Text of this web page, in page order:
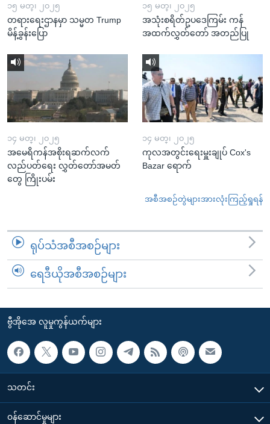
၁၅ မတ္၊ ၂၀၂၅
တရားရေးဌာနမှာ သမ္မတ Trump
မိန့်ခွန်းပြော
၁၅ မတ္၊ ၂၀၂၅
အသုံးစရိတ်ဥပဒေကြမ်း ကန်
အထက်လွှတ်တော် အတည်ပြု
၁၄ မတ္၊ ၂၀၂၅
အမေရိကန်အစိုးရဆက်လက်
လည်ပတ်ရေး လွှတ်တော်အမတ်
တွေ ကြိုးပမ်း
၁၄ မတ္၊ ၂၀၂၅
ကုလအတွင်းရေးမှူးချုပ် Cox's
Bazar ရောက်
အစီအစဉ်တွဲများအားလုံးကြည့်ရှုရန်
ရုပ်သံအစီအစဉ်များ
ရေဒီယိုအစီအစဉ်များ
ဗွီအိုအေ လူမှုကွန်ယက်များ
သတင်း
၀န်ဆောင်မှုများ